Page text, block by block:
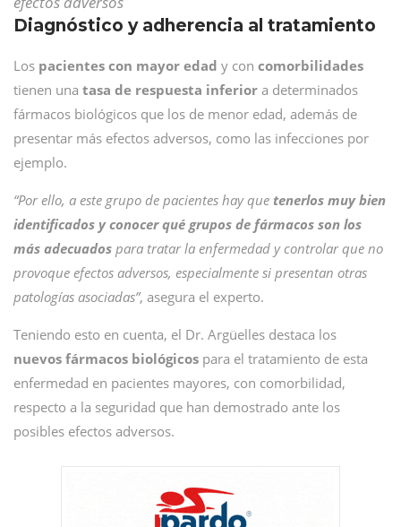
Diagnóstico y adherencia al tratamiento
Los pacientes con mayor edad y con comorbilidades
tienen una tasa de respuesta inferior a determinados
fármacos biológicos que los de menor edad, además de
presentar más efectos adversos, como las infecciones por
ejemplo.
“Por ello, a este grupo de pacientes hay que tenerlos muy bien
identificados y conocer qué grupos de fármacos son los
más adecuados para tratar la enfermedad y controlar que no
provoque efectos adversos, especialmente si presentan otras
patologías asociadas”, asegura el experto.
Teniendo esto en cuenta, el Dr. Argüelles destaca los
nuevos fármacos biológicos para el tratamiento de esta
enfermedad en pacientes mayores, con comorbilidad,
respecto a la seguridad que han demostrado ante los
posibles efectos adversos.